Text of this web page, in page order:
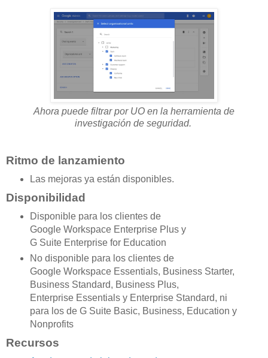
Ahora puede filtrar por UO en la herramienta de
investigación de seguridad.
Ritmo de lanzamiento
Las mejoras ya están disponibles.
Disponibilidad
Disponible para los clientes de
Google Workspace Enterprise Plus y
G Suite Enterprise for Education
No disponible para los clientes de
Google Workspace Essentials, Business Starter,
Business Standard, Business Plus,
Enterprise Essentials y Enterprise Standard, ni
para los de G Suite Basic, Business, Education y
Nonprofits
Recursos